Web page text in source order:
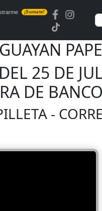
¡Sumate!
25 DE
DE
-